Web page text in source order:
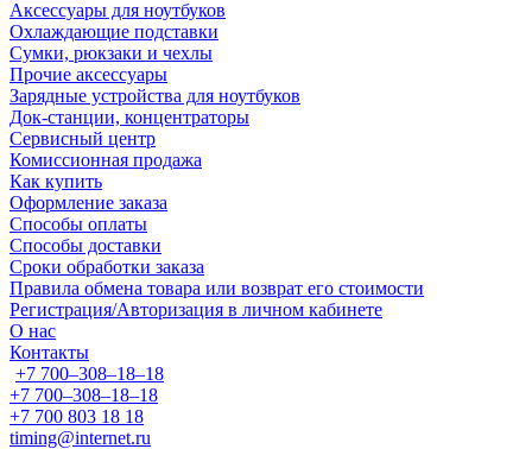
Аксессуары для ноутбуков
Охлаждающие подставки
Сумки, рюкзаки и чехлы
Прочие аксессуары
Зарядные устройства для ноутбуков
Док-станции, концентраторы
Сервисный центр
Комиссионная продажа
Как купить
Оформление заказа
Способы оплаты
Способы доставки
Сроки обработки заказа
Правила обмена товара или возврат его стоимости
Регистрация/Авторизация в личном кабинете
О нас
Контакты
+7 700‒308‒18‒18
+7 700‒308‒18‒18
+7 700 803 18 18
timing@internet.ru